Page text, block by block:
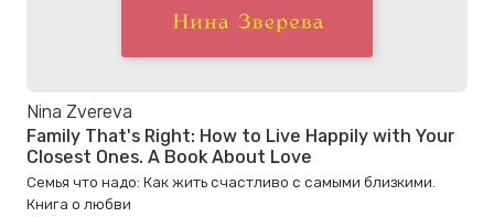
Nina Zvereva
Family That's Right: How to Live Happily with Your
Closest Ones. A Book About Love
Семья что надо: Как жить счастливо с самыми близкими.
Книга о любви